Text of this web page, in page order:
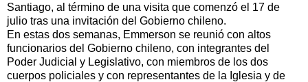
Santiago, al término de una visita que comenzó el 17 de
julio tras una invitación del Gobierno chileno.
En estas dos semanas, Emmerson se reunió con altos
funcionarios del Gobierno chileno, con integrantes del
Poder Judicial y Legislativo, con miembros de los dos
cuerpos policiales y con representantes de la Iglesia y de